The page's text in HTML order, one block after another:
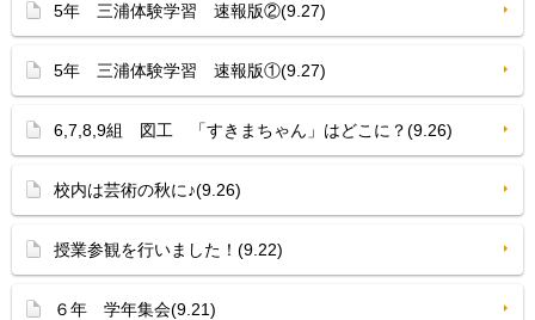
5年 三浦体験学習 速報版②(9.27)
5年 三浦体験学習 速報版①(9.27)
6,7,8,9組 図工 「すきまちゃん」はどこに？(9.26)
校内は芸術の秋に♪(9.26)
授業参観を行いました！(9.22)
６年 学年集会(9.21)